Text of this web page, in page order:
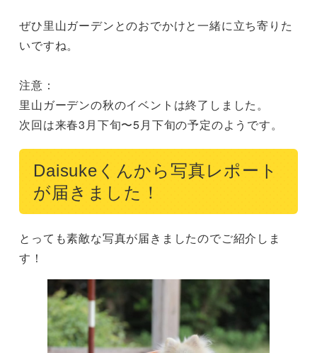
ぜひ里山ガーデンとのおでかけと一緒に立ち寄りた
いですね。
注意：
里山ガーデンの秋のイベントは終了しました。
Daisukeくんから写真レポート
が届きました！
とっても素敵な写真が届きましたのでご紹介しま
す！